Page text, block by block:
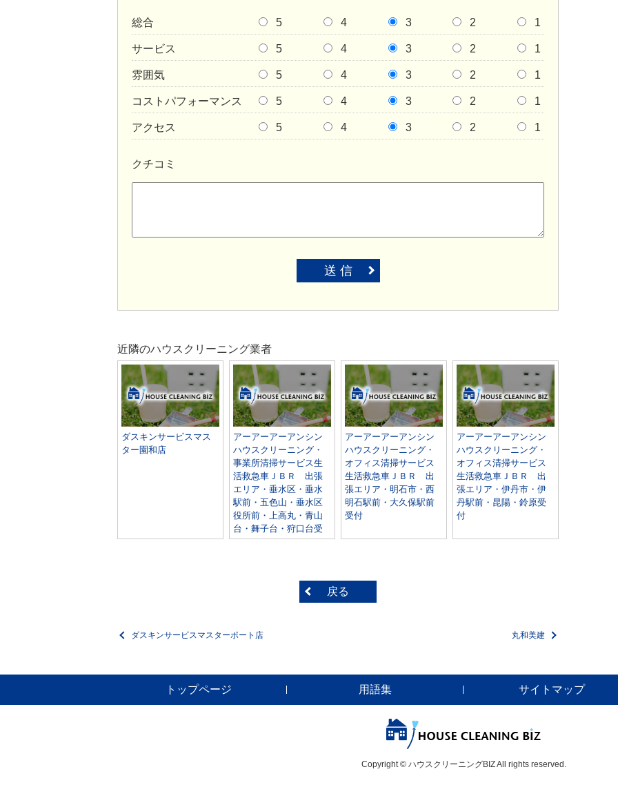
総合 5 4 3 2 1
サービス 5 4 3 2 1
雰囲気 5 4 3 2 1
コストパフォーマンス 5 4 3 2 1
アクセス 5 4 3 2 1
クチコミ
送 信
近隣のハウスクリーニング業者
ダスキンサービスマス
ター園和店
アーアーアーアンシン
ハウスクリーニング・
事業所清掃サービス生
活救急車ＪＢＲ 出張
エリア・垂水区・垂水
駅前・五色山・垂水区
役所前・上高丸・青山
台・舞子台・狩口台受
アーアーアーアンシン
ハウスクリーニング・
オフィス清掃サービス
生活救急車ＪＢＲ 出
張エリア・明石市・西
明石駅前・大久保駅前
受付
アーアーアーアンシン
ハウスクリーニング・
オフィス清掃サービス
生活救急車ＪＢＲ 出
張エリア・伊丹市・伊
丹駅前・昆陽・鈴原受
付
戻る
ダスキンサービスマスターポート店 丸和美建
トップページ 用語集 サイトマップ
Copyright © ハウスクリーニングBIZ All rights reserved.